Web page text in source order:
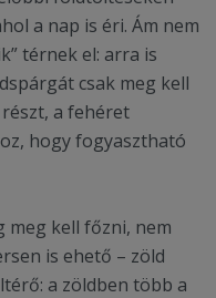
a nap is éri. Ám nem
térnek el: arra is
csak meg kell
a fehéret
hogy fogyasztható
meg kell főzni, nem
is ehető – zöld
a zöldben több a